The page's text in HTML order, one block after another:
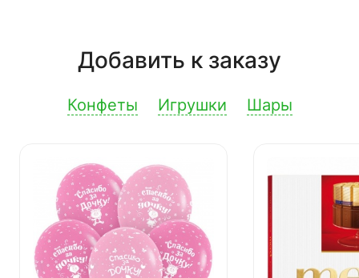
Добавить к заказу
Конфеты Игрушки Шары